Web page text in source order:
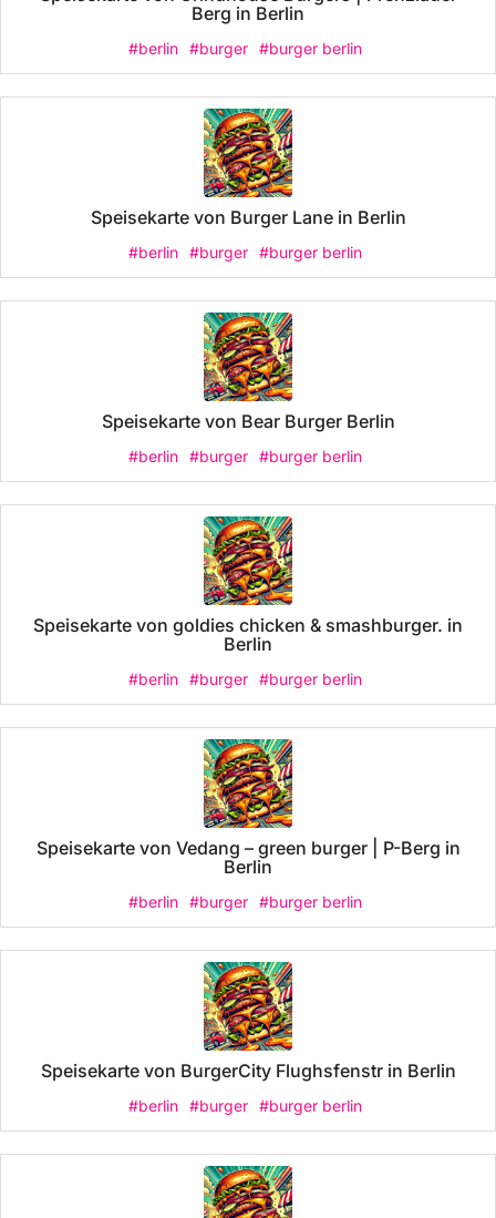
Berg in Berlin
#berlin #burger #burger berlin
Speisekarte von Burger Lane in Berlin
#berlin #burger #burger berlin
Speisekarte von Bear Burger Berlin
#berlin #burger #burger berlin
Speisekarte von goldies chicken & smashburger. in
Berlin
#berlin #burger #burger berlin
Speisekarte von Vedang – green burger | P-Berg in
Berlin
#berlin #burger #burger berlin
Speisekarte von BurgerCity Flughsfenstr in Berlin
#berlin #burger #burger berlin